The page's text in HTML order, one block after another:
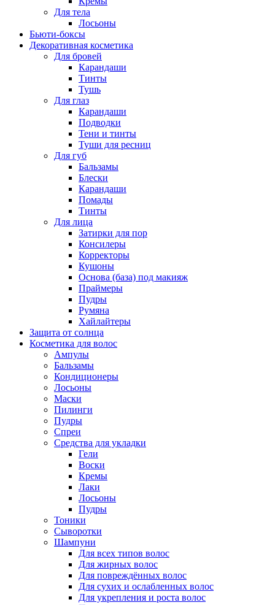
Для тела
Лосьоны
Бьюти-боксы
Декоративная косметика
Для бровей
Карандаши
Тинты
Тушь
Для глаз
Карандаши
Подводки
Тени и тинты
Туши для ресниц
Для губ
Бальзамы
Блески
Карандаши
Помады
Тинты
Для лица
Затирки для пор
Консилеры
Корректоры
Кушоны
Основа (база) под макияж
Праймеры
Пудры
Румяна
Хайлайтеры
Защита от солнца
Косметика для волос
Ампулы
Бальзамы
Кондиционеры
Лосьоны
Маски
Пилинги
Пудры
Спреи
Средства для укладки
Гели
Воски
Кремы
Лаки
Лосьоны
Пудры
Тоники
Сыворотки
Шампуни
Для всех типов волос
Для жирных волос
Для повреждённых волос
Для сухих и ослабленных волос
Для укрепления и роста волос